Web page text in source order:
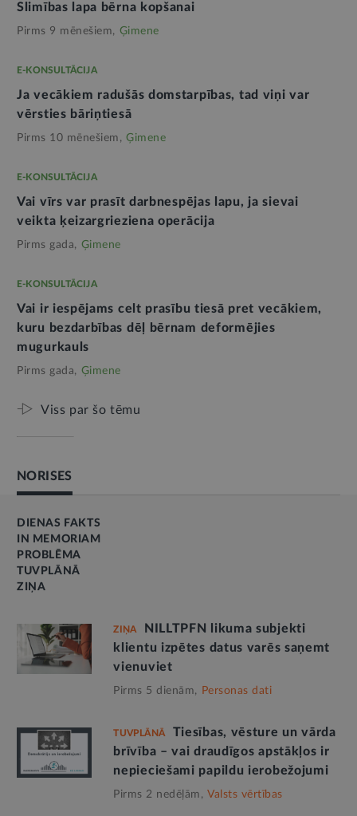
Slimības lapa bērna kopšanai
Pirms 9 mēnešiem, Ģimene
E-KONSULTĀCIJA
Ja vecākiem radušās domstarpības, tad viņi var
vērsties bāriņtiesā
Pirms 10 mēnešiem, Ģimene
E-KONSULTĀCIJA
Vai vīrs var prasīt darbnespējas lapu, ja sievai
veikta ķeizargrieziena operācija
Pirms gada, Ģimene
E-KONSULTĀCIJA
Vai ir iespējams celt prasību tiesā pret vecākiem,
kuru bezdarbības dēļ bērnam deformējies
mugurkauls
Pirms gada, Ģimene
Viss par šo tēmu
NORISES
DIENAS FAKTS
IN MEMORIAM
PROBLĒMA
TUVPLĀNĀ
ZIŅA
ZIŅA
NILLTPFN likuma subjekti
klientu izpētes datus varēs saņemt
vienuviet
Pirms 5 dienām, Personas dati
TUVPLĀNĀ
Tiesības, vēsture un vārda
brīvība – vai draudīgos apstākļos ir
nepieciešami papildu ierobežojumi
Pirms 2 nedēļām, Valsts vērtības